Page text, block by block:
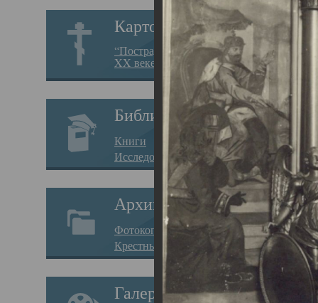
Картотека
“Пострадавшие за веру в
XX веке на Севере”
Библиотека
Книги
Исследования
Архив
Фотокопии дел
Крестные ходы
Галерея